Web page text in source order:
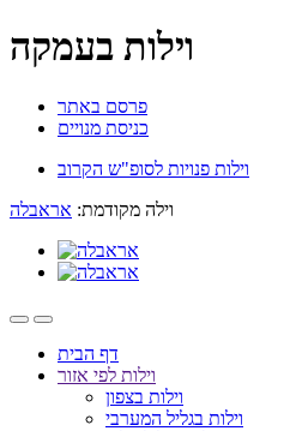
וילות בעמקה
פרסם באתר
כניסת מנויים
וילות פנויות לסופ"ש הקרוב
וילה מקודמת: אראבלה
דף הבית
וילות לפי אזור
וילות בצפון
וילות בגליל המערבי